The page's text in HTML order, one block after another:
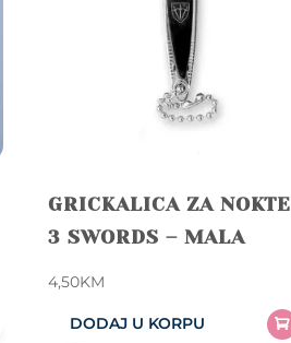
GRICKALICA ZA NOKTE
3 SWORDS – MALA
4,50KM
DODAJ U KORPU